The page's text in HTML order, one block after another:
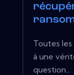
Toutes
à une
question...